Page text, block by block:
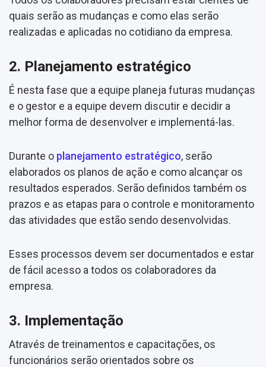
quais serão as mudanças e como elas serão
realizadas e aplicadas no cotidiano da empresa.
2. Planejamento estratégico
É nesta fase que a equipe planeja futuras mudanças
e o gestor e a equipe devem discutir e decidir a
melhor forma de desenvolver e implementá-las.
Durante o planejamento estratégico, serão
elaborados os planos de ação e como alcançar os
resultados esperados. Serão definidos também os
prazos e as etapas para o controle e monitoramento
das atividades que estão sendo desenvolvidas.
Esses processos devem ser documentados e estar
de fácil acesso a todos os colaboradores da
empresa.
3. Implementação
Através de treinamentos e capacitações, os
funcionários serão orientados sobre os